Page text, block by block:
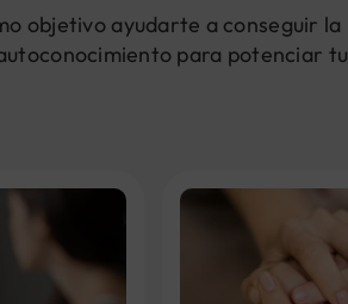
objetivo ayudarte a conseguir la
para potenciar tu